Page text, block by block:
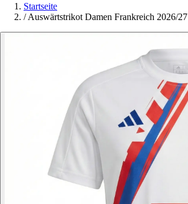
Startseite
/ Auswärtstrikot Damen Frankreich 2026/27